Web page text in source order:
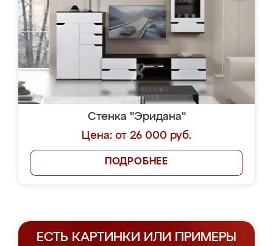
Стенка "Эридана"
Цена: от 26 000 руб.
ПОДРОБНЕЕ
ЕСТЬ КАРТИНКИ ИЛИ ПРИМЕРЫ